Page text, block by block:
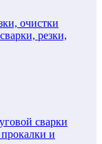
очистки
резки,
сварки
и